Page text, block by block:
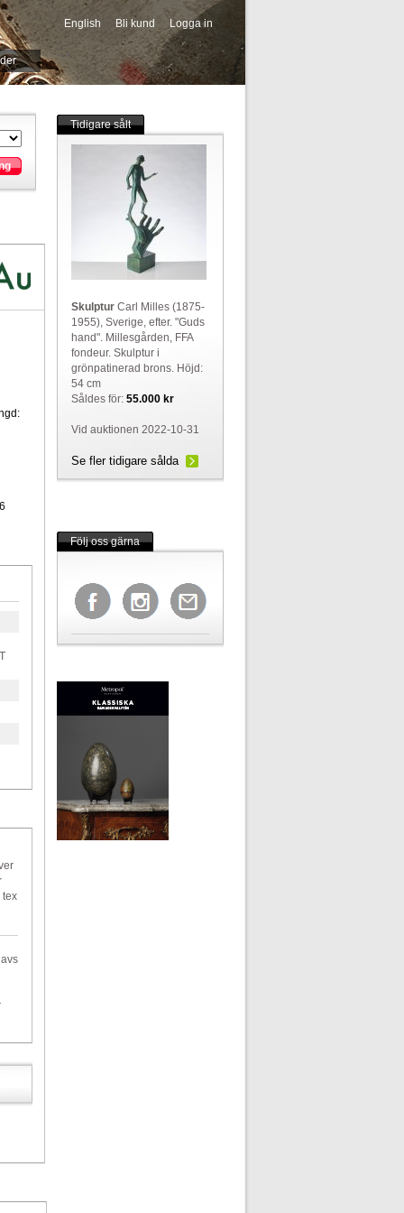
English Bli kund Logga in
-->
tex
Tidigare sålt
SkulpturCarl Milles (1875-
1955), Sverige, efter. "Guds
hand". Millesgården, FFA
fondeur. Skulptur i
grönpatinerad brons. Höjd:
54 cm
Såldes för: 55.000 kr
Vid auktionen 2022-10-31
Se fler tidigare sålda
Följ oss gärna